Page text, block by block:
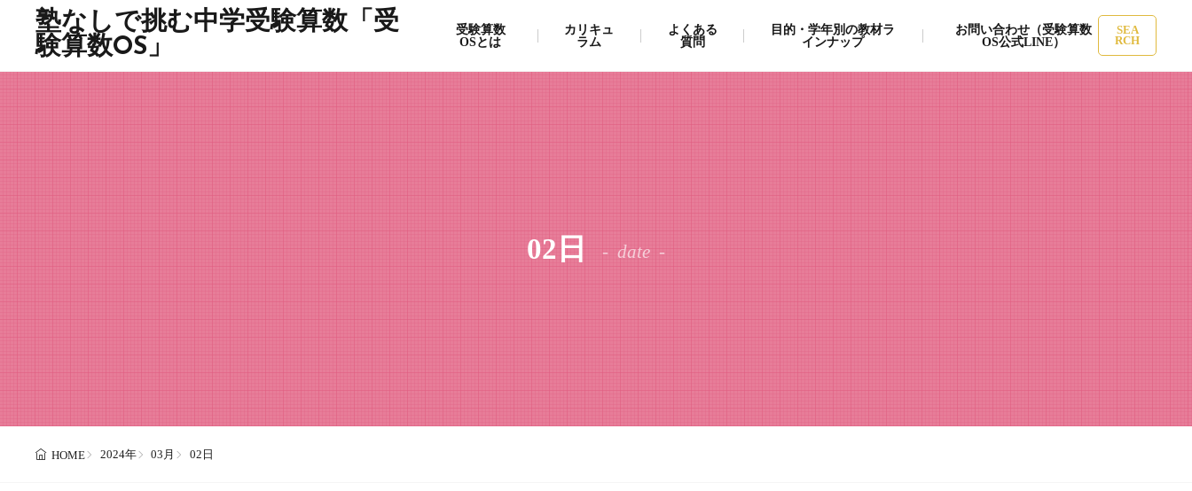
塾なしで挑む中学受験算数「受
験算数OS」
受験算数
OSとは
カリキュ
ラム
よくある
質問
目的・学年別の教材ラ
インナップ
お問い合わせ（受験算数
OS公式LINE）
SEA
RCH
02日 date
HOME 2024年 03月 02日